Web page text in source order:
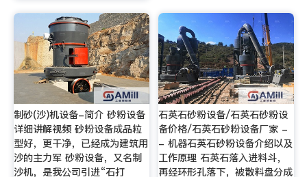
制砂(沙)机设备-简介 砂粉设备
详细讲解视频 砂粉设备成品粒
型好，更干净，已经成为建筑用
沙的主力军 砂粉设备，又名制
沙机，是我公司引进“石打
石英石砂粉设备/石英石砂粉设
备价格/石英石砂粉设备厂家 -
- 机器石英石砂粉设备介绍以及
工作原理 石英石落入进料斗，
再经环形孔落下，被散料盘分成